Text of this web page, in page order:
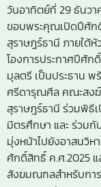
วันอาทิตย์ที่ 29 ธันวา
ขอบพระคุณเปิดปีศัก
สุราษฎร์ธานี ภายใต้
โองการประกาศปีศัก
มุลตรี เป็นประธาน
ศรีดารุณศีล คณะสง
สุราษฎร์ธานี ร่วมพิธี
มิตรศึกษา และ ร่วมกั
มุ่งหน้าไปยังอาสนวิ
ศักดิ์สิทธิ์ ค.ศ.2025 แ
สังฆมณฑลสำหรับกา